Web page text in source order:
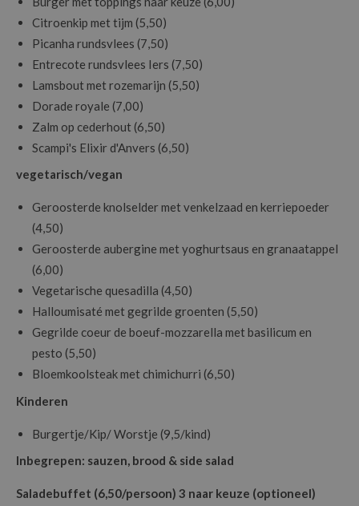
Citroenkip met tijm (5,50)
Picanha rundsvlees (7,50)
Entrecote rundsvlees Iers (7,50)
Lamsbout met rozemarijn (5,50)
Dorade royale (7,00)
Zalm op cederhout (6,50)
Scampi's Elixir d'Anvers (6,50)
vegetarisch/vegan
Geroosterde knolselder met venkelzaad en kerriepoeder
(4,50)
Geroosterde aubergine met yoghurtsaus en granaatappel
(6,00)
Vegetarische quesadilla (4,50)
Halloumisaté met gegrilde groenten (5,50)
Gegrilde coeur de boeuf-mozzarella met basilicum en
pesto (5,50)
Bloemkoolsteak met chimichurri (6,50)
Kinderen
Burgertje/Kip/ Worstje (9,5/kind)
Inbegrepen: sauzen, brood & side salad
Saladebuffet (6,50/persoon) 3 naar keuze (optioneel)